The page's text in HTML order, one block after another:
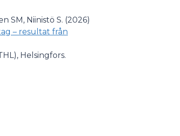
SM, Niinistö S. (2026)
– resultat från
Helsingfors.